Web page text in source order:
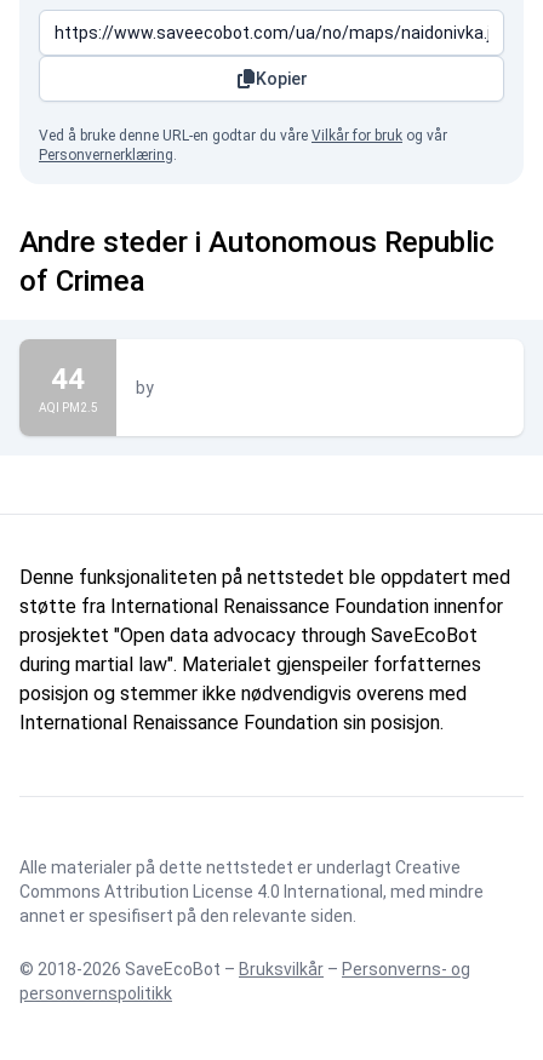
Kopier
Ved å bruke denne URL-en godtar du våre Vilkår for bruk og vår
Personvernerklæring.
Andre steder i Autonomous Republic
of Crimea
44
AQI PM2.5
by
Denne funksjonaliteten på nettstedet ble oppdatert med
støtte fra International Renaissance Foundation innenfor
prosjektet "Open data advocacy through SaveEcoBot
during martial law". Materialet gjenspeiler forfatternes
posisjon og stemmer ikke nødvendigvis overens med
International Renaissance Foundation sin posisjon.
Alle materialer på dette nettstedet er underlagt Creative
Commons Attribution License 4.0 International , med mindre
annet er spesifisert på den relevante siden.
© 2018-2026 SaveEcoBot – Bruksvilkår – Personverns- og
personvernspolitikk